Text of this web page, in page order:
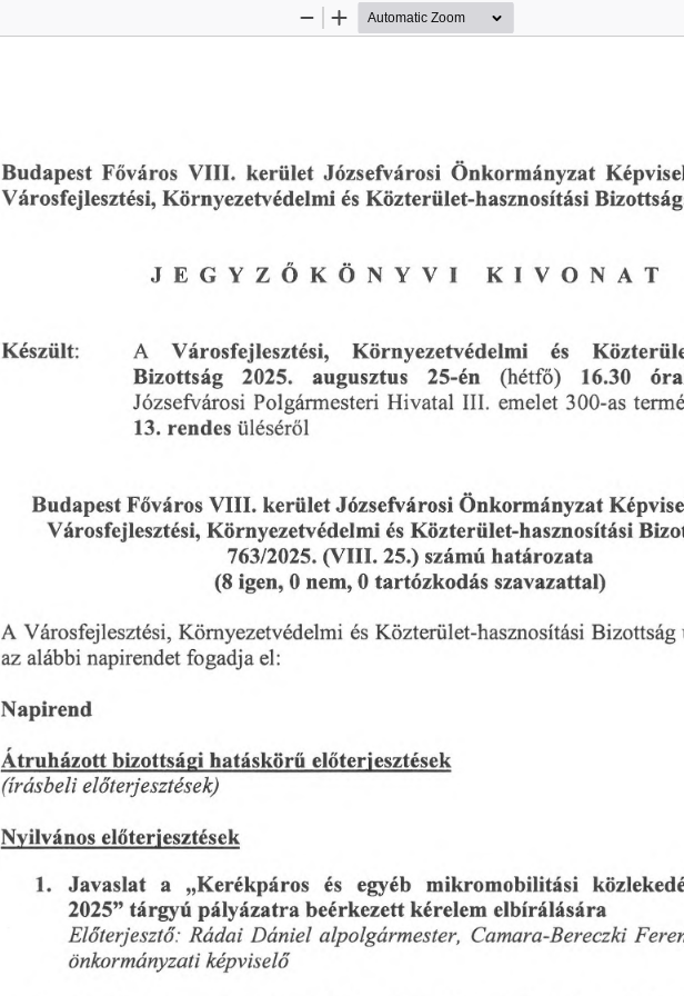
Zoom
Zoom
Budapest Főváros VIII. kerület Józsefvárosi Önkormányzat
Városfejlesztési, Környezetvédelmi és Közterület-hasznosítási
JEGYZŐKÖNYVI KIVONAT
Készült: A Városfejlesztési, Környezetvédelmi és
Bizottság
2025. augusztus 25-én (hétfő) 16.30
Józsefvárosi Polgármesteri Hivatal III. emelet 300-as
13. rendes üléséről
Budapest Főváros VIII. kerület Józsefvárosi Önkormányzat
Városfejlesztési, Környezetvédelmi és Közterület-hasznosítási
763/2025. (VIII. 25.) számú határozata
(8 igen, 0 nem, 0 tartózkodás szavazattal)
A Városfejlesztési, Környezetvédelmi és Közterület-hasznosítási Bizottság
az alábbi napirendet fogadja el:
Napirend
Átruházott bizottsági hatáskörű előterjesztések
(írásbeli előterjesztések)
Nyilvános előterjesztések
1.
Javaslat a „Kerékpáros és egyéb mikromobilitási
2025” tárgyú pályázatra beérkezett kérelem elbírálására
Előterjesztő: Rádai Dániel alpolgármester, Camara-Bereczki
önkormányzati képviselő